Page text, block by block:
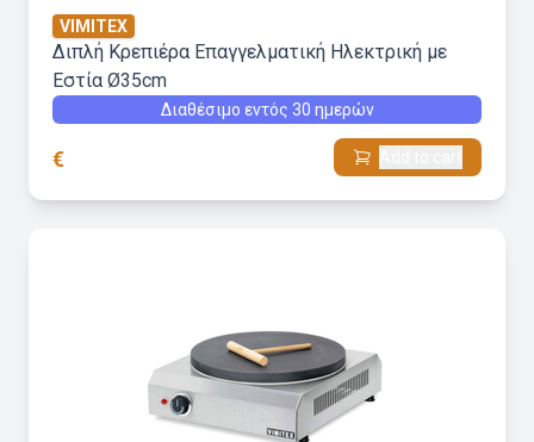
VIMITEX
Διπλή Κρεπιέρα Επαγγελματική Ηλεκτρική με
Εστία Ø35cm
Διαθέσιμο εντός 30 ημερών
€